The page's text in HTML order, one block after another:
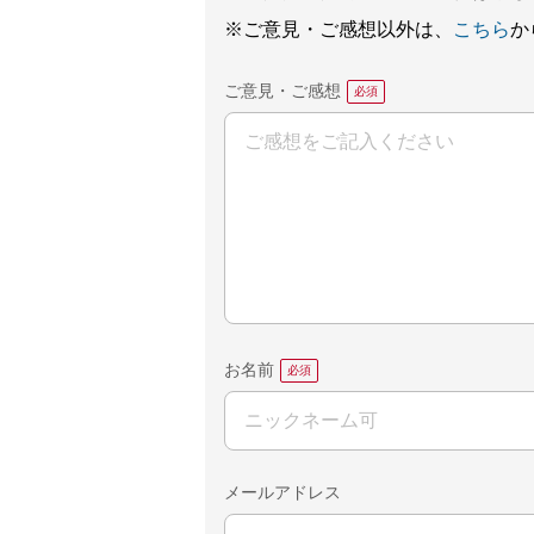
※ご意見・ご感想以外は、
こちらか
ご意見・ご感想
お名前
メールアドレス